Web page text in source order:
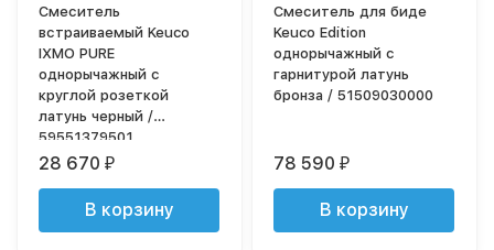
Смеситель
встраиваемый Keuco
IXMO PURE
однорычажный с
круглой розеткой
латунь черный /
59551379501
28 670₽
В корзину
Смеситель для биде
Keuco Edition
однорычажный с
гарнитурой латунь
бронза / 51509030000
78 590₽
В корзину